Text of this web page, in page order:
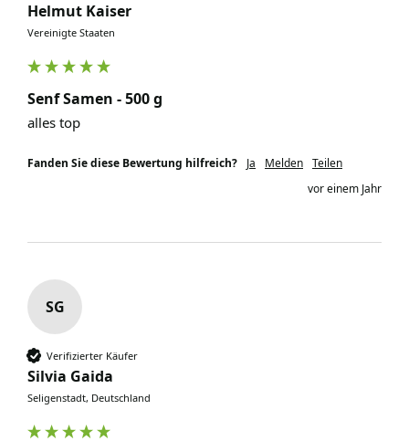
Helmut Kaiser
Vereinigte Staaten
Senf Samen - 500 g
alles top
Fanden Sie diese Bewertung hilfreich? Ja Melden Teilen
vor einem Jahr
SG
Verifizierter Käufer
Silvia Gaida
Seligenstadt, Deutschland